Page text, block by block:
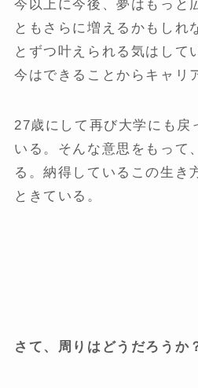
今以上に今後、夢はもっと
ともさらに増えるかもしれ
とずつ叶えられる気はして
今はできることからキャリ
27歳にして再び大学にも戻
いる。そんな意思をもって
る。納得しているこの生き
ときている。
さて、周りはどうだろうか